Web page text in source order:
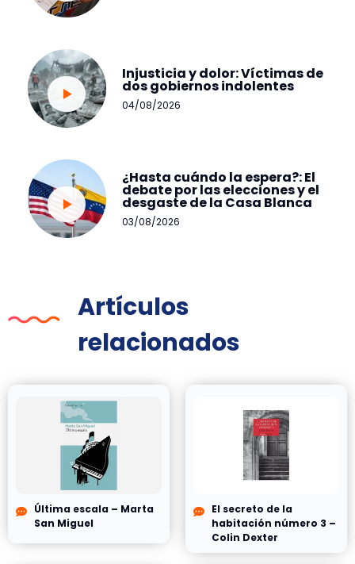
Injusticia y dolor: Víctimas de
dos gobiernos indolentes
04/08/2026
¿Hasta cuándo la espera?: El
debate por las elecciones y el
desgaste de la Casa Blanca
03/08/2026
Artículos
relacionados
Última escala – Marta
San Miguel
El secreto de la
habitación número 3 –
Colin Dexter